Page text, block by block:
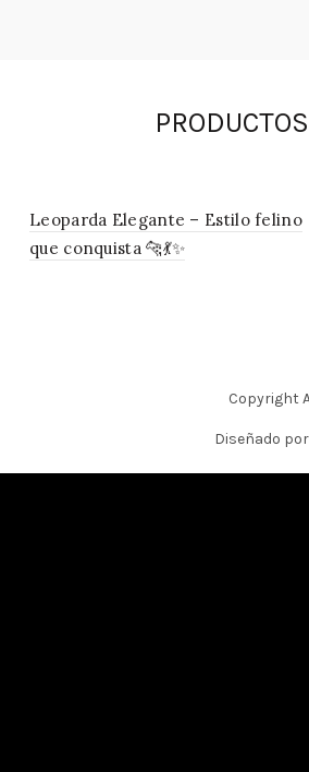
Leoparda Elegante – Estilo felino
que conquista 🐆💃✨
Copyright
Diseñado